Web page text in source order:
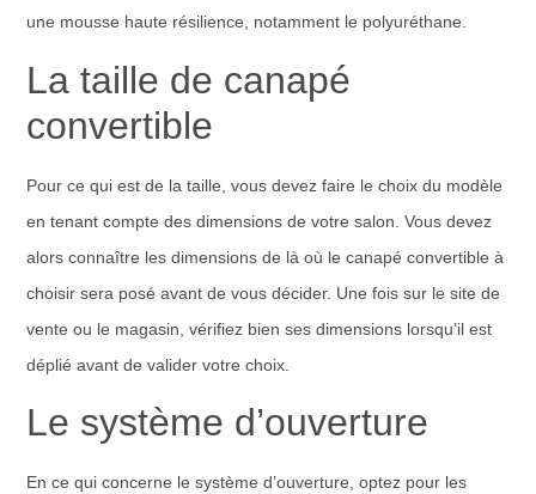
une mousse haute résilience, notamment le polyuréthane.
La taille de canapé
convertible
Pour ce qui est de la taille, vous devez faire le choix du modèle
en tenant compte des dimensions de votre salon. Vous devez
alors connaître les dimensions de là où le canapé convertible à
choisir sera posé avant de vous décider. Une fois sur le site de
vente ou le magasin, vérifiez bien ses dimensions lorsqu’il est
déplié avant de valider votre choix.
Le système d’ouverture
En ce qui concerne le système d’ouverture, optez pour les